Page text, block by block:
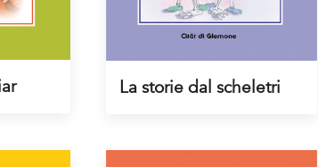
La storie dal scheletri